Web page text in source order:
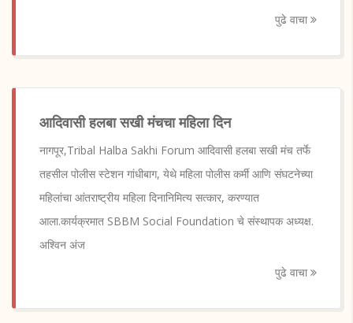
पुढे वाचा
आदिवासी हलबा सखी मंचचा महिला दिन
नागपूर,Tribal Halba Sakhi Forum आदिवासी हलबा सखी मंच तर्फे
तहसील पोलीस स्टेशन गांधीबाग, येथे महिला पोलीस कर्मी आणि संघटनेच्या
महिलांचा आंतराष्ट्रीय महिला दिनानिमित्य सत्कार, करण्यात
आला.कार्यक्रमात SBBM Social Foundation चे संस्थापक अध्यक्ष.
अश्विन अंज
पुढे वाचा